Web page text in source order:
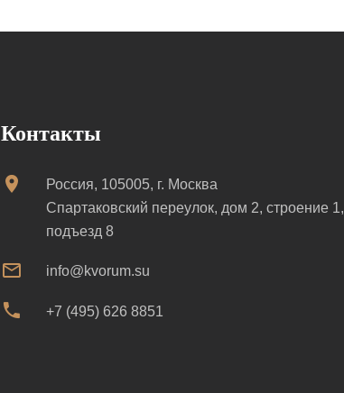
Контакты
Россия, 105005, г. Москва
Спартаковский переулок, дом 2, строение 1,
подъезд 8
info@kvorum.su
+7 (495) 626 8851